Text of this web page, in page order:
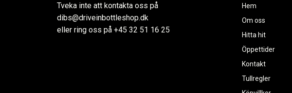
Tveka inte att kontakta oss på
dibs@driveinbottleshop.dk
eller ring oss på +45 32 51 16 25
Hem
Om oss
Hitta hit
Öppettider
Kontakt
Tullregler